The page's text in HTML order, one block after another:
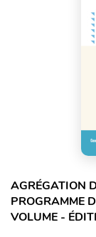
AGRÉGATION
PROGRAMME
VOLUME -